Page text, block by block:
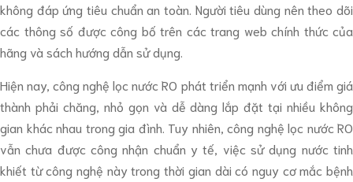
không đáp ứng tiêu chuẩn an toàn. Người tiêu dùng nên theo dõi
các thông số được công bố trên các trang web chính thức của
hãng và sách hướng dẫn sử dụng.
Hiện nay, công nghệ lọc nước RO phát triển mạnh với ưu điểm giá
thành phải chăng, nhỏ gọn và dễ dàng lắp đặt tại nhiều không
gian khác nhau trong gia đình. Tuy nhiên, công nghệ lọc nước RO
vẫn chưa được công nhận chuẩn y tế, việc sử dụng nước tinh
khiết từ công nghệ này trong thời gian dài có nguy cơ mắc bệnh